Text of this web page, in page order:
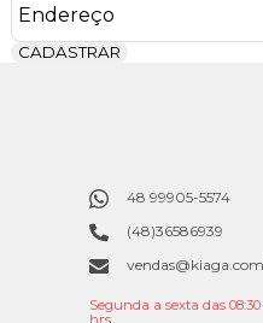
CADASTRAR
48 99905-5574
(48)36586939
Segunda a sexta das 08:30
hrs.